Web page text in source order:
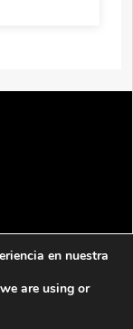
reservados
en nuestra
are using or